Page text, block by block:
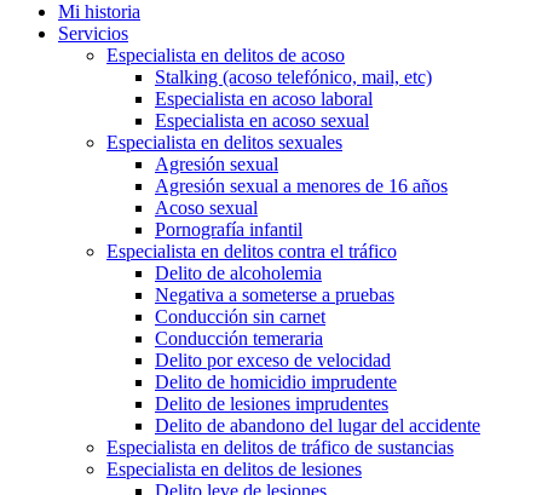
Mi historia
Servicios
Especialista en delitos de acoso
Stalking (acoso telefónico, mail, etc)
Especialista en acoso laboral
Especialista en acoso sexual
Especialista en delitos sexuales
Agresión sexual
Agresión sexual a menores de 16 años
Acoso sexual
Pornografía infantil
Especialista en delitos contra el tráfico
Delito de alcoholemia
Negativa a someterse a pruebas
Conducción sin carnet
Conducción temeraria
Delito por exceso de velocidad
Delito de homicidio imprudente
Delito de lesiones imprudentes
Delito de abandono del lugar del accidente
Especialista en delitos de tráfico de sustancias
Especialista en delitos de lesiones
Delito leve de lesiones